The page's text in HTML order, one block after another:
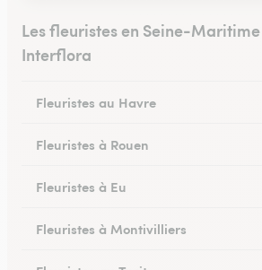
Les fleuristes en Seine-
Interflora
Fleuristes au Havre
Fleuristes à Rouen
Fleuristes à Eu
Fleuristes à Montivilliers